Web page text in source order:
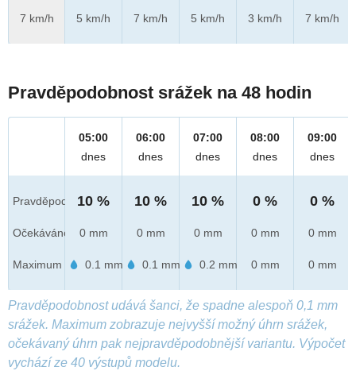
7 km/h
5 km/h
7 km/h
5 km/h
3 km/h
7 km/h
Pravděpodobnost srážek na 48 hodin
Pravděpod.
Očekáváno
Maximum
05:00
dnes
10 %
0 mm
0.1 mm
06:00
dnes
10 %
0 mm
0.1 mm
07:00
dnes
10 %
0 mm
0.2 mm
08:00
dnes
0 %
0 mm
0 mm
09:00
dnes
0 %
0 mm
0 mm
Pravděpodobnost udává šanci, že spadne alespoň 0,1 mm
srážek. Maximum zobrazuje nejvyšší možný úhrn srážek,
očekávaný úhrn pak nejpravděpodobnější variantu. Výpočet
vychází ze 40 výstupů modelu.